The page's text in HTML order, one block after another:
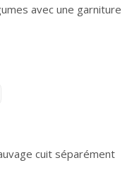
avec une garniture
cuit séparément